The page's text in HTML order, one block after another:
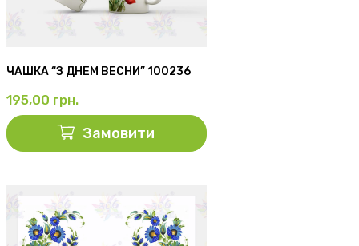
ЧАШКА “З ДНЕМ ВЕСНИ” 100236
195,00 грн.
Замовити